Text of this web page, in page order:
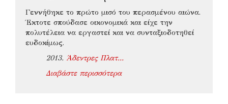
Γεννήθηκε το πρώτο μισό του περασμένου αιώνα.
Έκτοτε σπούδασε οικονομικά και είχε την
πολυτέλεια να εργαστεί και να συνταξιοδοτηθεί
ευδοκίμως.
2013. Άδεντρες Πλατ...
Διαβάστε περισσότερα